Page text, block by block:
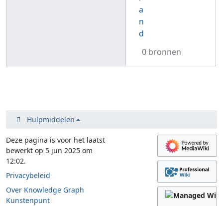
a
n
d
0 bronnen
Hulpmiddelen
Deze pagina is voor het laatst
bewerkt op 5 jun 2025 om
12:02.
Privacybeleid
Over Knowledge Graph
Kunstenpunt